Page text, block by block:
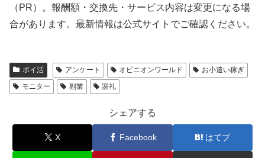
（PR）。報酬額・交換先・サービス内容は変更になる場
合があります。最新情報は公式サイトでご確認ください。
ポイ活 アンケート オピニオンワールド
お小遣い稼ぎ
モニター
副業 謝礼
シェアする
X Facebook はてブ